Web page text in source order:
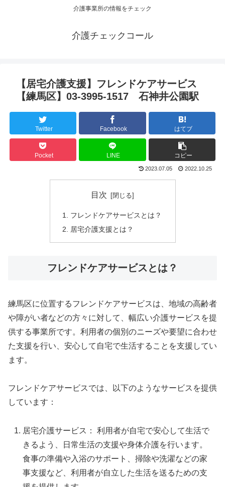
介護事業所の情報をチェック
介護チェックコール
【居宅介護支援】フレンドケアサービス
【練馬区】03-3995-1517 石神井公園駅
Twitter Facebook はてブ
Pocket LINE コピー
2023.07.05 2022.10.25
目次
フレンドケアサービスとは？
居宅介護支援とは？
フレンドケアサービスとは？
練馬区に位置するフレンドケアサービスは、地域の高齢者
や障がい者などの方々に対して、幅広い介護サービスを提
供する事業所です。利用者の個別のニーズや要望に合わせ
た支援を行い、安心して自宅で生活することを支援してい
ます。
フレンドケアサービスでは、以下のようなサービスを提供
しています：
居宅介護サービス： 利用者が自宅で安心して生活で
きるよう、日常生活の支援や身体介護を行います。
食事の準備や入浴のサポート、掃除や洗濯などの家
事支援など、利用者が自立した生活を送るための支